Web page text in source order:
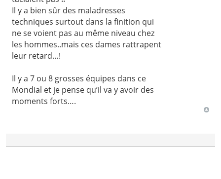
Il y a bien sûr des maladresses
techniques surtout dans la finition qui
ne se voient pas au même niveau chez
les hommes..mais ces dames rattrapent
leur retard…!
Il y a 7 ou 8 grosses équipes dans ce
Mondial et je pense qu’il va y avoir des
moments forts….